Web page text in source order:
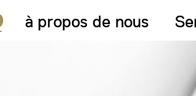
à propos de nous